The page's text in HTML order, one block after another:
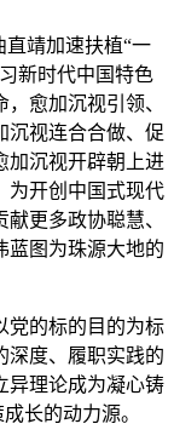
靖加速扶植“一
新时代中国特色
愈加沉视引领、
沉视连合合做、促
加沉视开辟朝上进
为开创中国式现代
更多政协聪慧、
蓝图为珠源大地的
的标的目的为标
深度、履职实践的
异理论成为凝心铸
长的动力源。